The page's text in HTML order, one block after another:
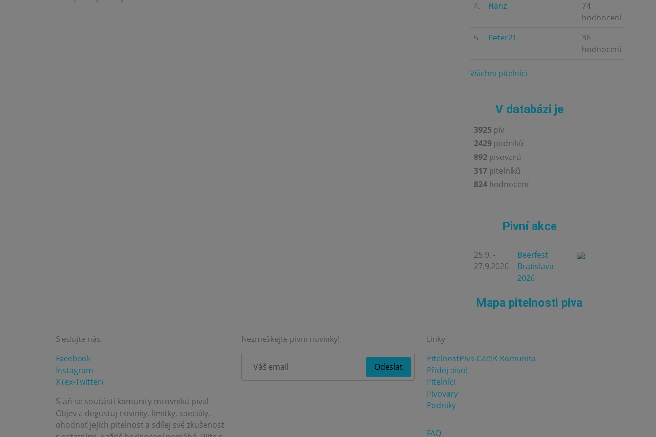
4.
Hanz
74
hodnocení
5.
Peter21
36
hodnocení
Všichni pitelníci
V databázi je
3925 piv
2429 podniků
892 pivovarů
317 pitelníků
824 hodnocení
Pivní akce
25.9. -
27.9.2026
Beerfest
Bratislava
2026
Mapa pitelnosti piva
Sledujte nás
Facebook
Instagram
X (ex-Twitter)
Staň se součástí komunity milovníků piva!
Objev a degustuj novinky, limitky, speciály,
ohodnoť jejich pitelnost a sdílej své zkušenosti
Nezmeškejte pivní novinky!
Linky
PitelnostPiva CZ/SK Komunita
Přidej pivo!
Pitelníci
Pivovary
Podniky
FAQ